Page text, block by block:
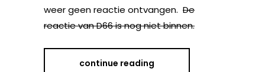
weer geen reactie ontvangen. De
reactie van D66 is nog niet binnen.
continue reading